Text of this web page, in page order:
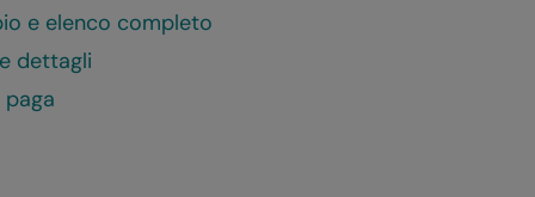
e elenco completo
dettagli